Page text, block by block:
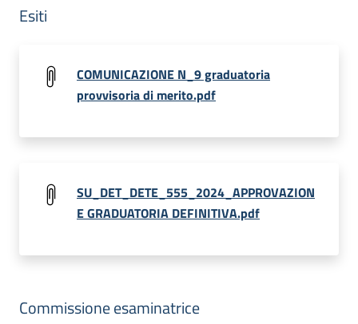
Esiti
COMUNICAZIONE N_9 graduatoria
provvisoria di merito.pdf
SU_DET_DETE_555_2024_APPROVAZION
E GRADUATORIA DEFINITIVA.pdf
Commissione esaminatrice